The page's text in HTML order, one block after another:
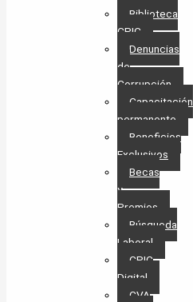
Biblioteca
CPIC
Denuncias
de
Corrupción
Capacitación
permanente
Beneficios
Exclusivos
Becas
y
Premios
Búsqueda
Laboral​
CPIC
Digital
CVA